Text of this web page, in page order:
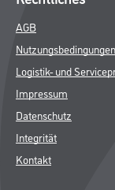
AGB
Nutzungsbedingungen
Logistik- und
Impressum
Datenschutz
Integrität
Kontakt